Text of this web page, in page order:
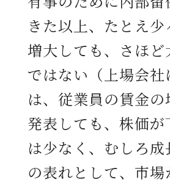
きた以上、たとえ
増大しても、さほ
ではない（上場会社
は、従業員の賃金
発表しても、株価が
は少なく、むしろ
の表れとして、市